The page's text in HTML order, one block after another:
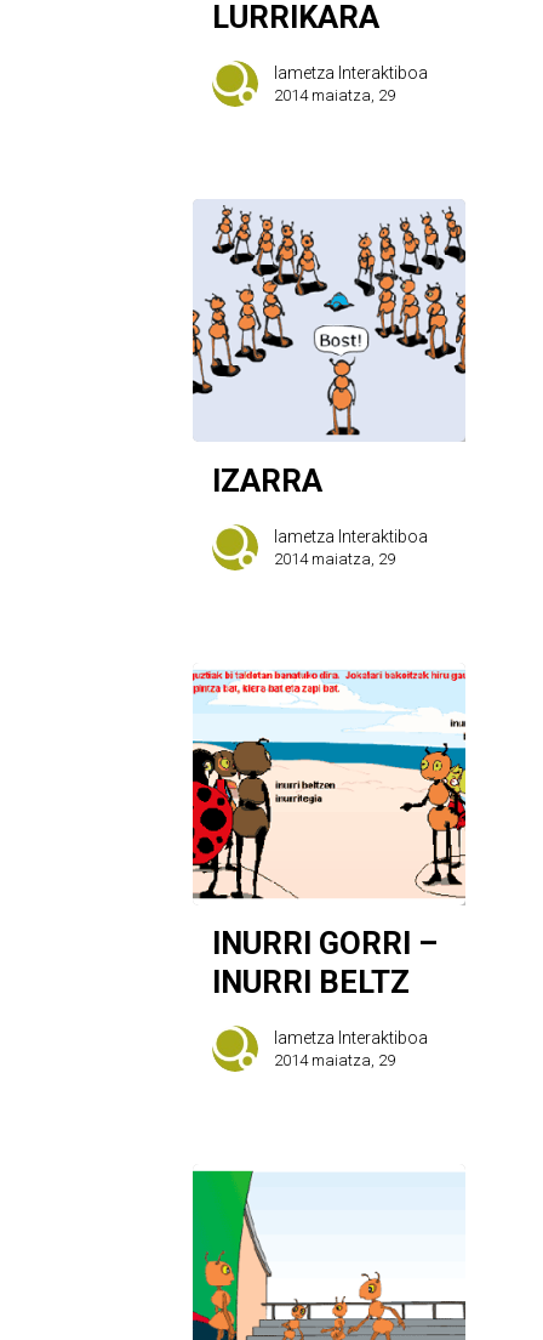
LURRIKARA
Iametza Interaktiboa
2014 maiatza, 29
IZARRA
Iametza Interaktiboa
2014 maiatza, 29
INURRI GORRI –
INURRI BELTZ
Iametza Interaktiboa
2014 maiatza, 29